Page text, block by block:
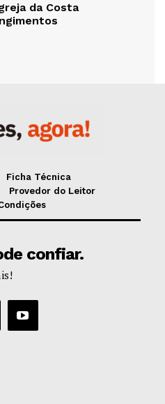
da Costa
Ficha Técnica
Provedor do Leitor
confiar.